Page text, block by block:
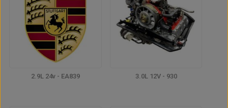
2.9L 24v - EA839 3.0L 12V - 930